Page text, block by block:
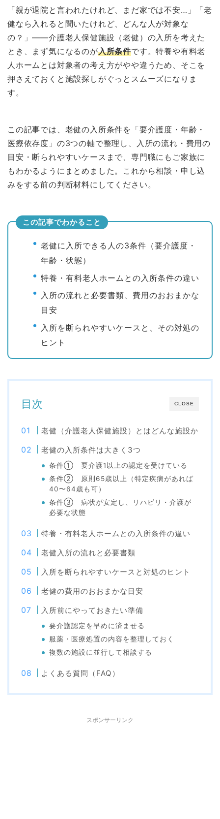
「親が退院と言われたけれど、まだ家では不安…」「老
健なら入れると聞いたけれど、どんな人が対象な
の？」——介護老人保健施設（老健）の入所を考えた
とき、まず気になるのが入所条件です。特養や有料老
人ホームとは対象者の考え方がやや違うため、そこを
押さえておくと施設探しがぐっとスムーズになりま
す。
この記事では、老健の入所条件を「要介護度・年齢・
医療依存度」の3つの軸で整理し、入所の流れ・費用の
目安・断られやすいケースまで、専門職にもご家族に
もわかるようにまとめました。これから相談・申し込
みをする前の判断材料にしてください。
この記事でわかること
老健に入所できる人の3条件（要介護度・
年齢・状態）
特養・有料老人ホームとの入所条件の違い
入所の流れと必要書類、費用のおおまかな
目安
入所を断られやすいケースと、その対処の
ヒント
CLOSE
目次
老健（介護老人保健施設）とはどんな施設か
老健の入所条件は大きく3つ
条件① 要介護1以上の認定を受けている
条件② 原則65歳以上（特定疾病があれば
40〜64歳も可）
条件③ 病状が安定し、リハビリ・介護が
必要な状態
特養・有料老人ホームとの入所条件の違い
老健入所の流れと必要書類
入所を断られやすいケースと対処のヒント
老健の費用のおおまかな目安
入所前にやっておきたい準備
要介護認定を早めに済ませる
服薬・医療処置の内容を整理しておく
複数の施設に並行して相談する
よくある質問（FAQ）
スポンサーリンク